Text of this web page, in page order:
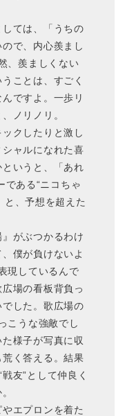
ては、「うちの
で、内心羨まし
、羨ましくない
ことは、すごく
ですよ。一歩リ
ノリノリ。
クしたりと激し
ャルになれた喜
いうと、「あれ
である“ニコちゃ
と、予想を超えた
がぶつかるわけ
僕が負けないよ
現しているんで
場の看板背負っ
した。歌広場の
こうな強敵でし
様子が写真に収
く答える。結果
友”として仲良く
エプロンを着た